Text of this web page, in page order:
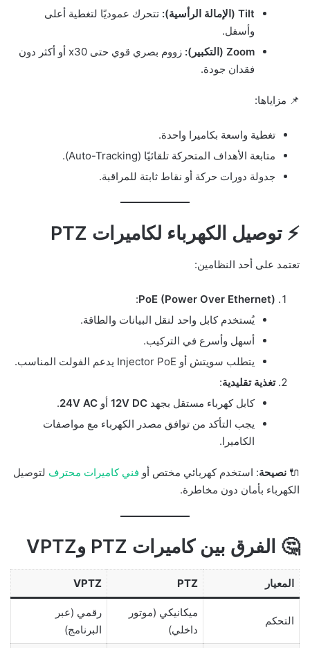
Tilt (الإمالة الرأسية):
تتحرك عموديًا لتغطية أعلى
وأسفل.
Zoom (التكبير):
زووم بصري قوي حتى x30 أو أكثر دون
فقدان جودة.
📌 مزاياها:
تغطية واسعة بكاميرا واحدة.
متابعة الأهداف المتحركة تلقائيًا (Auto-Tracking).
جدولة دورات حركة أو نقاط ثابتة للمراقبة.
⚡ توصيل الكهرباء لكاميرات PTZ
تعتمد على أحد النظامين:
PoE (Power Over Ethernet)
:
يُستخدم كابل واحد لنقل البيانات والطاقة.
أسهل وأسرع في التركيب.
يتطلب سويتش أو Injector PoE يدعم الفولت المناسب.
تغذية تقليدية:
كابل كهرباء مستقل بجهد 12V DC أو 24V AC
.
يجب التأكد من توافق مصدر الكهرباء مع مواصفات
الكاميرا.
🔌 نصيحة: استخدم كهربائي مختص أو فني كاميرات محترف لتوصيل
الكهرباء بأمان دون مخاطرة.
🤔 الفرق بين كاميرات PTZ وVPTZ
المعيار PTZ
VPTZ
التحكم
ميكانيكي (موتور
داخلي)
رقمي (عبر
البرنامج)